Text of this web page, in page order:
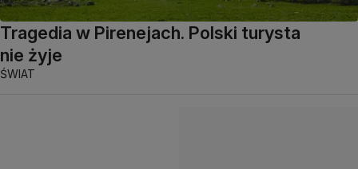
Tragedia w Pirenejach. Polski turysta
nie żyje
ŚWIAT